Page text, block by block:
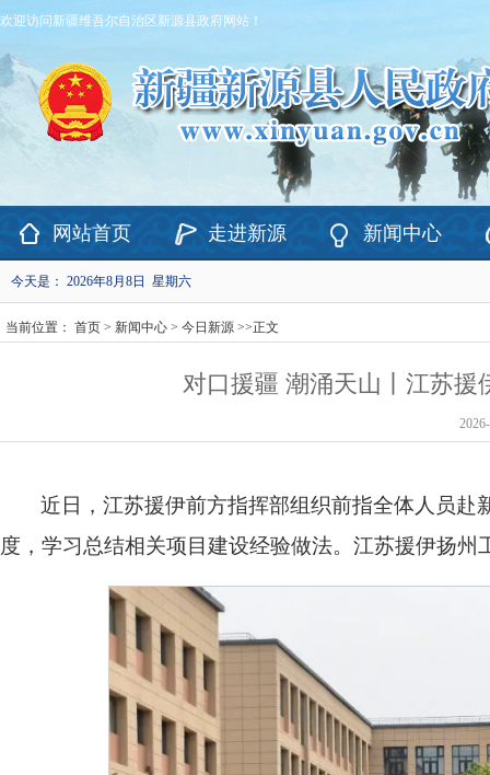
欢迎访问新疆维吾尔自治区新源县政府网站！
网站首页 走进新源 新闻中心
今天是： 2026年8月8日 星期六
当前位置： 首页 > 新闻中心 > 今日新源 >>正文
对口援疆 潮涌天山丨江苏援
近日，江苏援伊前方指挥部组织前指全体人员
度，学习总结相关项目建设经验做法。江苏援伊扬州